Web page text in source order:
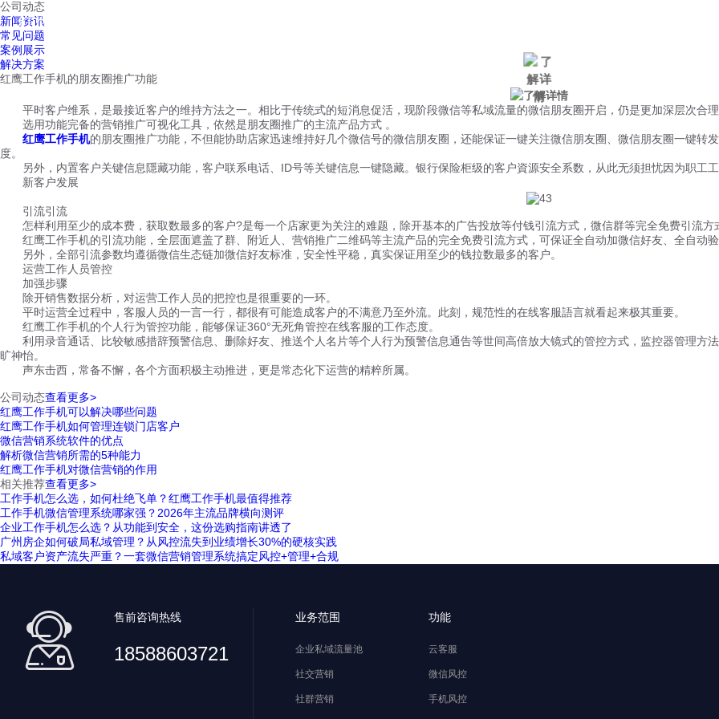
红鹰工作手机
公司动态
新闻资讯
常见问题
案例展示
解决方案
红鹰工作手机的朋友圈推广功能
平时客户维系，是最接近客户的维持方法之一。相比于传统式的短消息促活，现阶段微信等私域流量的微信朋友圈开启，仍是更加深层次合
选用功能完备的营销推广可视化工具，依然是朋友圈推广的主流产品方式 。
红鹰工作手机的朋友圈推广功能，不但能协助店家迅速维持好几个微信号的微信朋友圈，还能保证一键关注微信朋友圈、微信朋友圈一键转
度。
另外，内置客户关键信息隱藏功能，客户联系电话、ID号等关键信息一键隐藏。银行保险柜级的客户資源安全系数，从此无须担忧因为职工
新客户发展
引流引流
怎样利用至少的成本费，获取数最多的客户?是每一个店家更为关注的难题，除开基本的广告投放等付钱引流方式，微信群等完全免费引流方
红鹰工作手机的引流功能，全层面遮盖了群、附近人、营销推广二维码等主流产品的完全免费引流方式，可保证全自动加微信好友、全自动
另外，全部引流参数均遵循微信生态链加微信好友标准，安全性平稳，真实保证用至少的钱拉数最多的客户。
运营工作人员管控
加强步骤
除开销售数据分析，对运营工作人员的把控也是很重要的一环。
平时运营全过程中，客服人员的一言一行，都很有可能造成客户的不满意乃至外流。此刻，规范性的在线客服語言就看起来极其重要。
红鹰工作手机的个人行为管控功能，能够保证360°无死角管控在线客服的工作态度。
利用录音通话、比较敏感措辞预警信息、删除好友、推送个人名片等个人行为预警信息通告等世间高倍放大镜式的管控方式，监控器管理方
旷神怡。
声东击西，常备不懈，各个方面积极主动推进，更是常态化下运营的精粹所属。
公司动态查看更多>
红鹰工作手机可以解决哪些问题
红鹰工作手机如何管理连锁门店客户
微信营销系统软件的优点
解析微信营销所需的5种能力
红鹰工作手机对微信营销的作用
相关推荐查看更多>
工作手机怎么选，如何杜绝飞单？红鹰工作手机最值得推荐
工作手机微信管理系统哪家强？2026年主流品牌横向测评
企业工作手机怎么选？从功能到安全，这份选购指南讲透了
广州房企如何破局私域管理？从风控流失到业绩增长30%的硬核实践
私域客户资产流失严重？一套微信营销管理系统搞定风控+管理+合规
售前咨询热线
18588603721
业务范围
企业私域流量池
社交营销
社群营销
功能
云客服
微信风控
手机风控